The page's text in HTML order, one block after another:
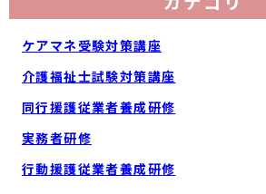
ケアマネ受験対策講座
介護福祉士試験対策講座
同行援護従業者養成研修
実務者研修
行動援護従業者養成研修